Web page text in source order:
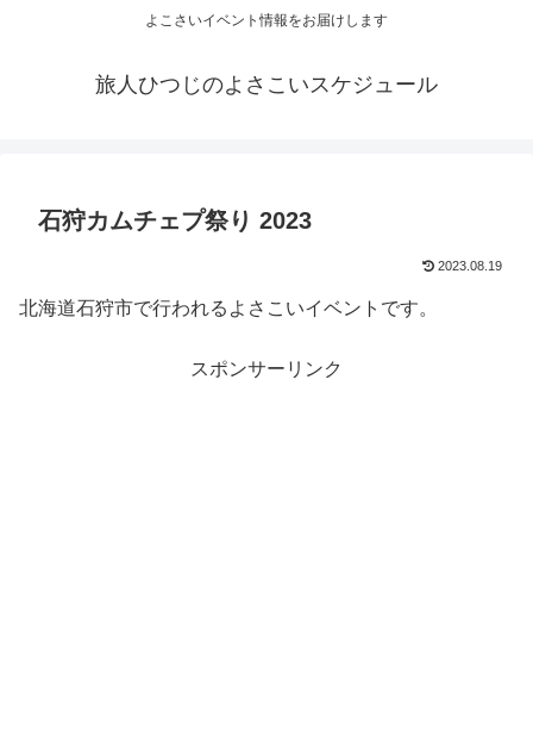
よこさいイベント情報をお届けします
旅人ひつじのよさこいスケジュール
石狩カムチェプ祭り 2023
2023.08.19
北海道石狩市で行われるよさこいイベントです。
スポンサーリンク